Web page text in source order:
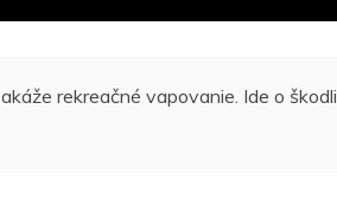
rekreačné vapovanie. Ide o